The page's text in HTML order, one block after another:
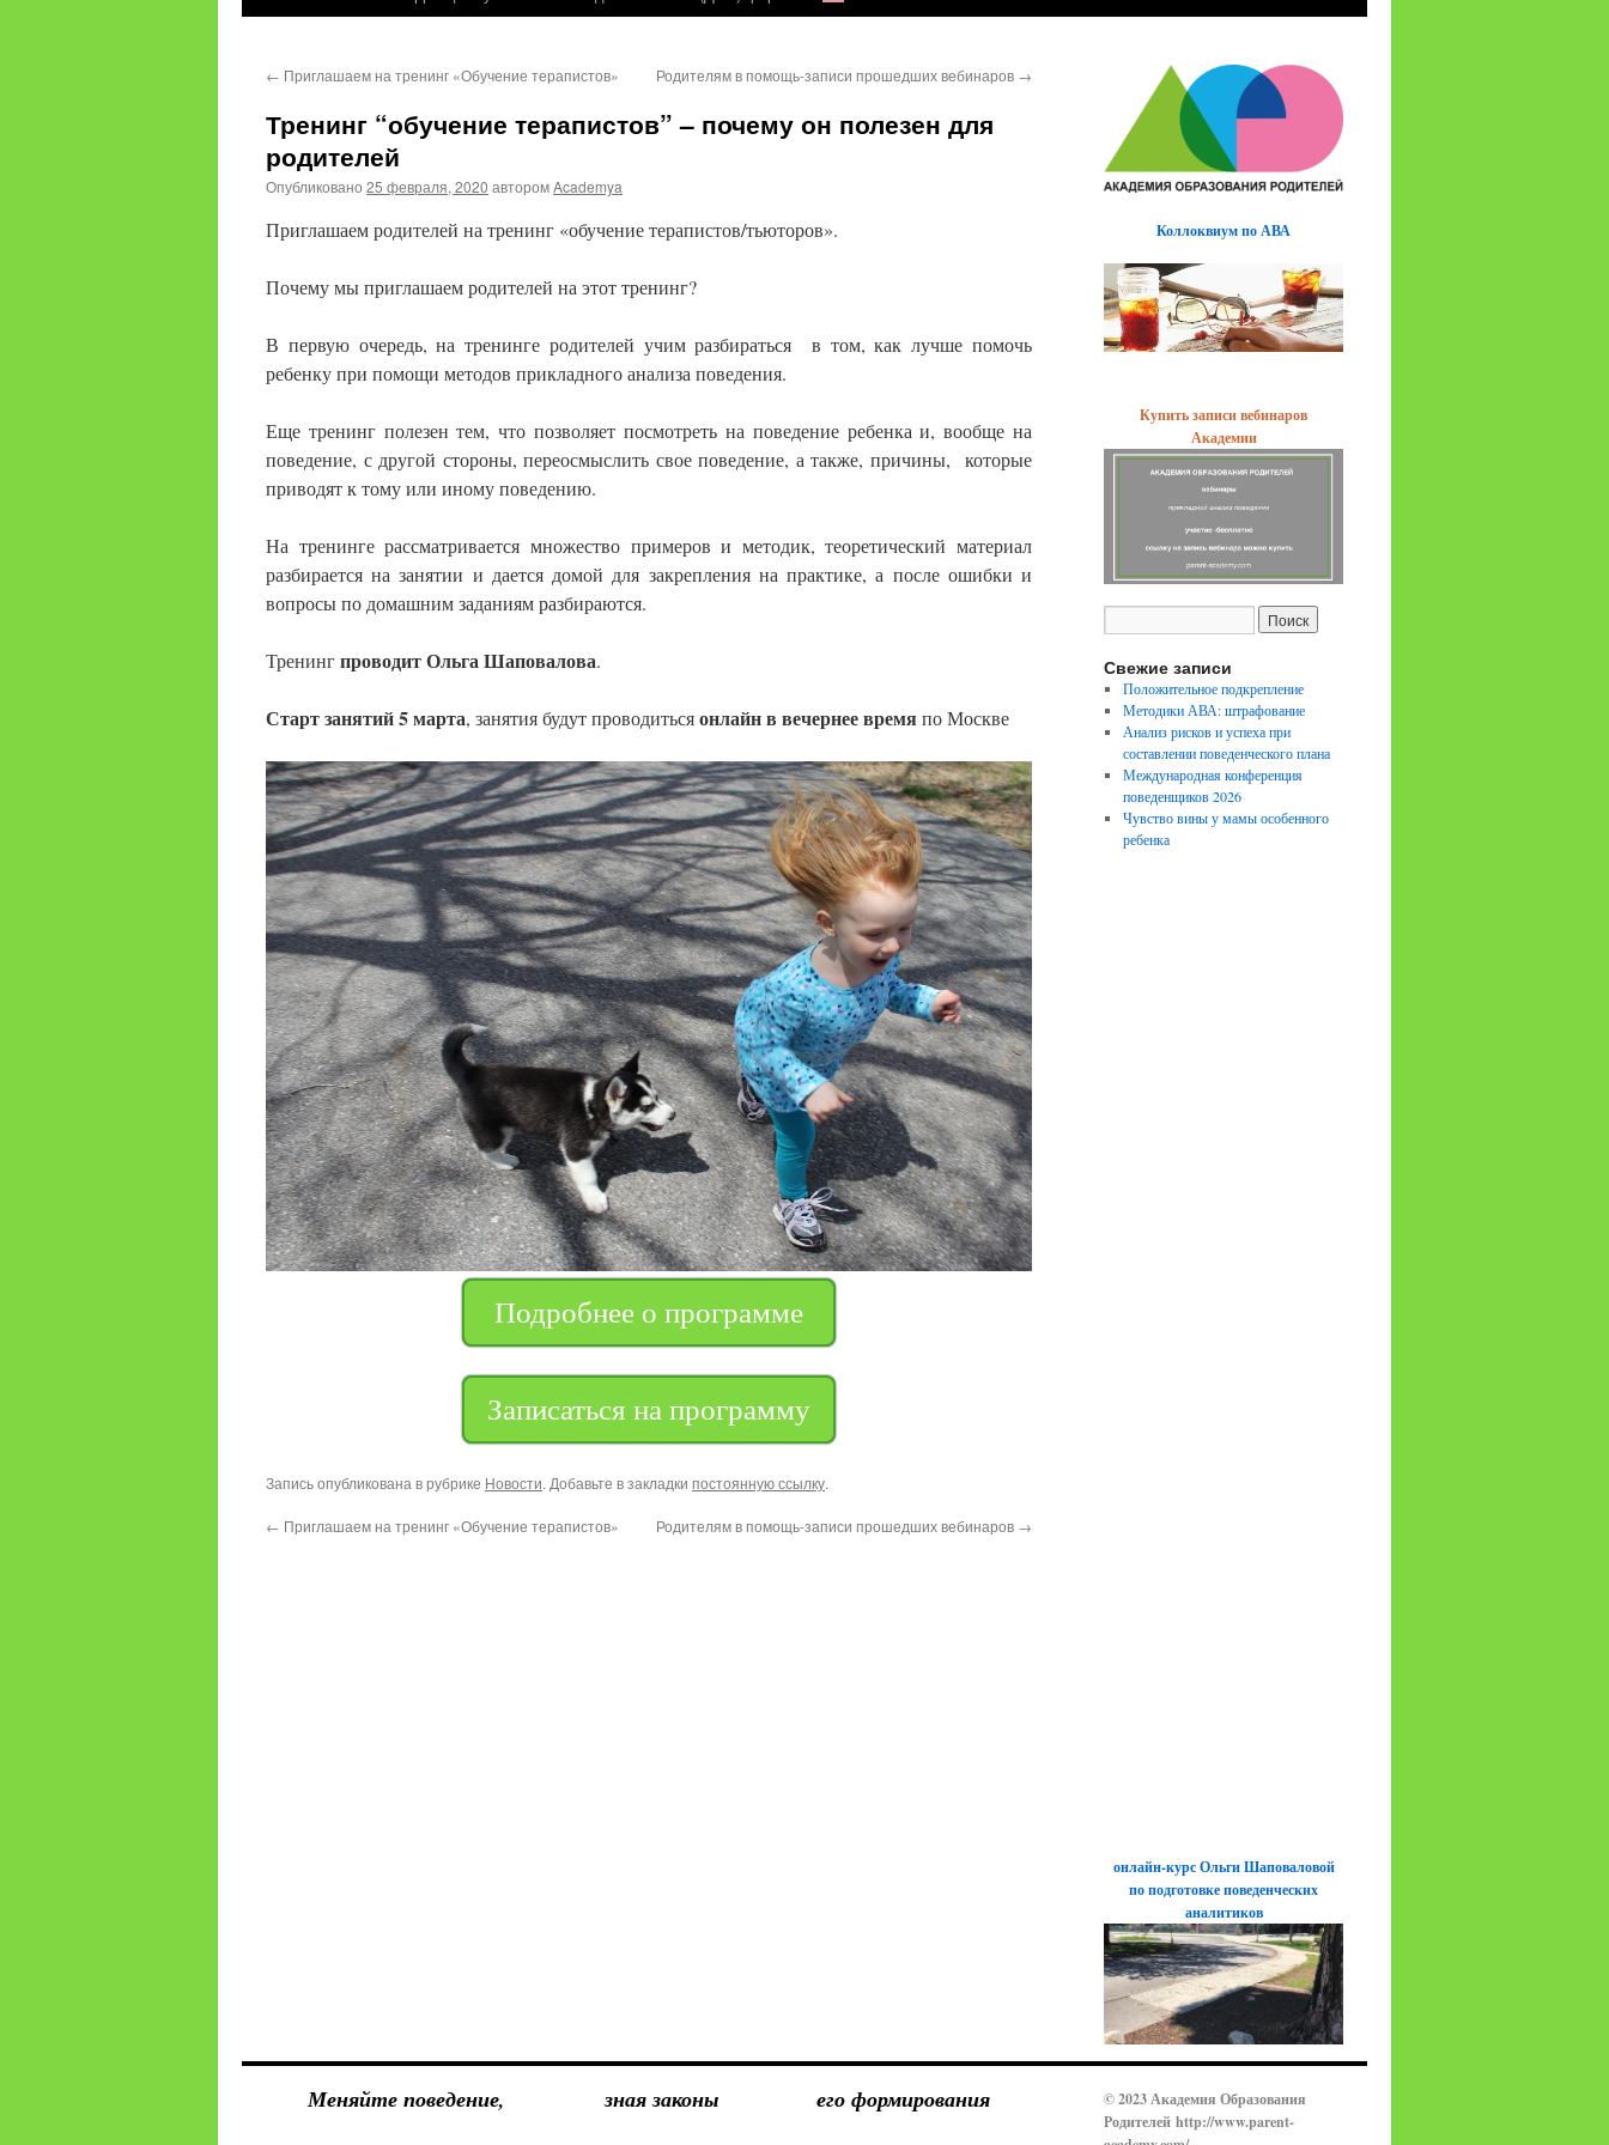
← Приглашаем на тренинг «Обучение терапистов» Родителям в помощь-записи прошедших вебинаров →
Тренинг “обучение терапистов” – почему он полезен для
родителей
Опубликовано 25 февраля, 2020 авторомAcademya
Приглашаем родителей на тренинг «обучение терапистов/тьюторов».
Почему мы приглашаем родителей на этот тренинг?
В первую очередь, на тренинге родителей учим разбираться
в том, как лучше помочь
ребенку при помощи методов прикладного анализа поведения.
Еще тренинг полезен тем, что позволяет посмотреть на поведение ребенка и, вообще на
поведение, с другой стороны, переосмыслить свое поведение, а также, причины, которые
приводят к тому или иному поведению.
На тренинге рассматривается множество примеров и методик, теоретический материал
разбирается на занятии и дается домой для закрепления на практике, а после ошибки и
вопросы по домашним заданиям разбираются.
Тренингпроводит Ольга Шаповалова.
Старт занятий 5 марта, занятия будут проводитьсяонлайн в вечернее времяпо Москве
Подробнее о программе
Записаться на программу
Запись опубликована в рубрике Новости. Добавьте в закладки постоянную ссылку.
← Приглашаем на тренинг «Обучение терапистов» Родителям в помощь-записи прошедших вебинаров →
Коллоквиум по АВА
Купить записи вебинаров
Академии
Свежие записи
Положительное подкрепление
Методики АВА: штрафование
Анализ рисков и успеха при
составлении поведенческого плана
Международная конференция
поведенщиков 2026
Чувство вины у мамы особенного
ребенка
онлайн-курс Ольги Шаповаловой
по подготовке поведенческих
аналитиков
Меняйте поведение, зная законы его формирования
© 2023 Академия Образования
Родителей http://www.parent-